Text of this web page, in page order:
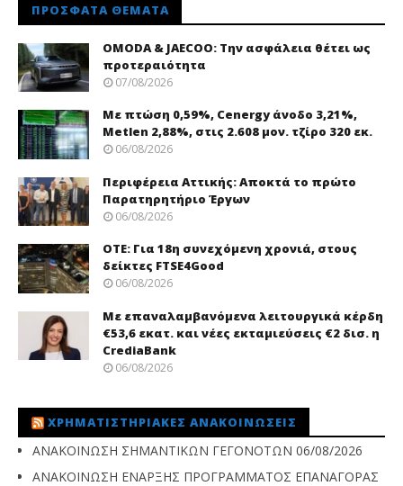
ΠΡΌΣΦΑΤΑ ΘΈΜΑΤΑ
OMODA & JAECOO: Την ασφάλεια θέτει ως
προτεραιότητα
07/08/2026
Με πτώση 0,59%, Cenergy άνοδο 3,21%,
Metlen 2,88%, στις 2.608 μον. τζίρο 320 εκ.
06/08/2026
Περιφέρεια Αττικής: Αποκτά το πρώτο
Παρατηρητήριο Έργων
06/08/2026
ΟΤΕ: Για 18η συνεχόμενη χρονιά, στους
δείκτες FTSE4Good
06/08/2026
Με επαναλαμβανόμενα λειτουργικά κέρδη
€53,6 εκατ. και νέες εκταμιεύσεις €2 δισ. η
CrediaBank
06/08/2026
ΧΡΗΜΑΤΙΣΤΗΡΙΑΚΈΣ ΑΝΑΚΟΙΝΏΣΕΙΣ
ΑΝΑΚΟΙΝΩΣΗ ΣΗΜΑΝΤΙΚΩΝ ΓΕΓΟΝΟΤΩΝ 06/08/2026
ΑΝΑΚΟΙΝΩΣΗ ΕΝΑΡΞΗΣ ΠΡΟΓΡΑΜΜΑΤΟΣ ΕΠΑΝΑΓΟΡΑΣ